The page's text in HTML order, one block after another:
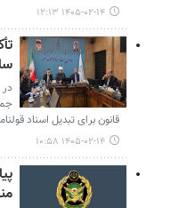
۱۴۰۵-۰۲-۱۴ ۱۲:۱۳
قانون برای تبدیل اسناد
۱۴۰۵-۰۲-۱۴ ۱۰:۵۸